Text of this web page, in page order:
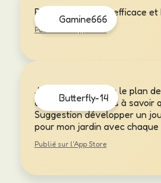
Gamine666
Réponse très vite, efficace et
Publié sur l'App Store
Butterfly-14
J’aime pouvoir faire le plan
avoir des consignes à savoir
Suggestion développer un
pour mon jardin avec
Publié sur l'App Store